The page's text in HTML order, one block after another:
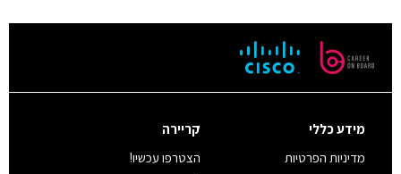
מידע כללי
מדיניות הפרטיות
קריירה
הצטרפו עכשיו!